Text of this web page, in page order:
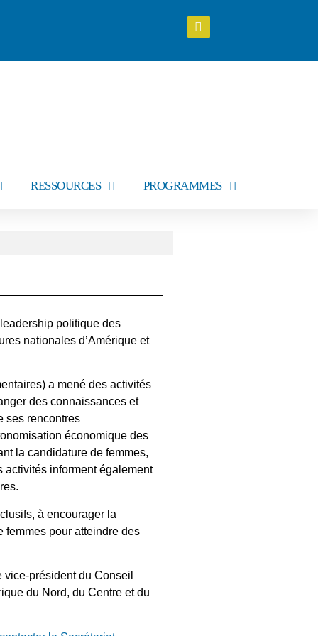
RESSOURCES PROGRAMMES
politique des
nationales d’Amérique et
a mené des activités
des connaissances et
ses rencontres
économique des
la candidature de femmes,
activités informent également
à encourager la
femmes pour atteindre des
vice-président du Conseil
du Nord, du Centre et du